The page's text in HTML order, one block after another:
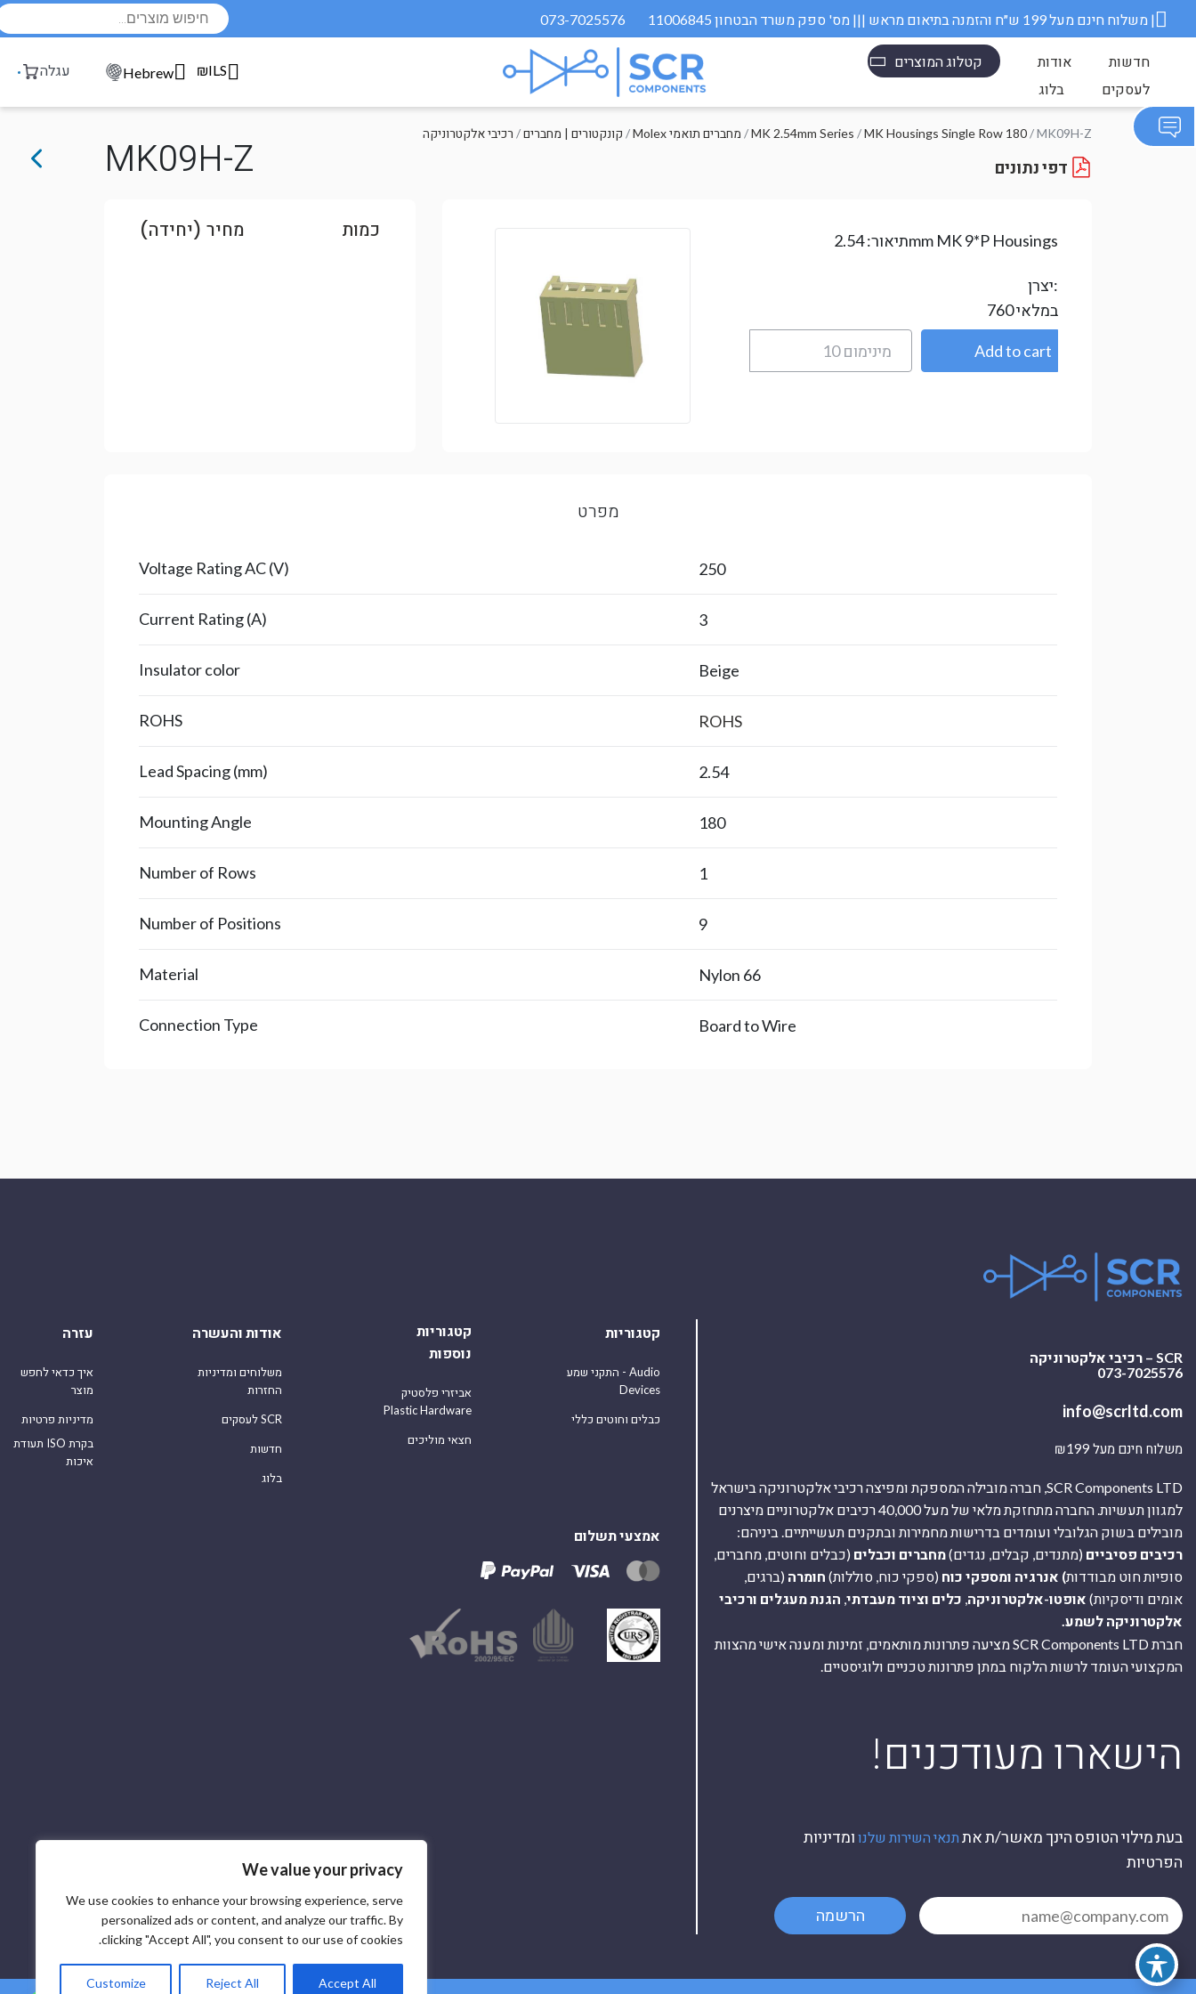
We value your privacy
We use cookies to enhance your browsing experience, serve
personalized ads or content, and analyze our traffic. By
clicking "Accept All", you consent to our use of cookies.
Customize Reject All Accept All
073-7025576 משלוח חינם מעל 199 ש״ח והזמנה בתיאום מראש ||| מס' ספק משרד הבטחון 11006845 |
קטלוג המוצרים אודות
חדשות
בלוג
לעסקים
עגלה Hebrew ₪ILS
רכיבי אלקטרוניקה /קונקטורים | מחברים / Molex מחברים תואמי /MK 2.54mm Series /MK Housings Single Row 180/ MK09H-Z
MK09H-Z
תיאור:2.54mm MK 9*P Housings
יצרן:
760במלאי
כמות מחיר (יחידה)
מפרט
Voltage Rating AC (V) 250
Current Rating (A) 3
Insulator color Beige
ROHS ROHS
Lead Spacing (mm) 2.54
Mounting Angle 180
Number of Rows 1
Number of Positions 9
Material Nylon 66
Connection Type Board to Wire
SCR – רכיבי אלקטרוניקה
073-7025576
info@scrltd.com
משלוח חינם מעל ₪199
SCR Components LTD, חברה מובילה המספקת ומפיצה רכיבי אלקטרוניקה בישראל
למגוון תעשיות. החברה מתחזקת מלאי של מעל 40,000 רכיבים אלקטרוניים מיצרנים
מובילים בשוק הגלובלי ועומדים בדרישות מחמירות ובתקנים תעשייתיים. ביניהם:
רכיבים פסיביים (מתנדים, קבלים, נגדים)מחברים וכבלים (כבלים וחוטים, מחברים,
סופיות חוט מבודדות) אנרגיה ומספקי כוח (ספקי כוח, סוללות) חומרה (ברגים,
אומים ודיסקיות) אופטו-אלקטרוניקה כלים וציוד מעבדתי הגנת מעגלים ורכיבי
אלקטרוניקה לשמע.
חברת SCR Components LTD מציעה פתרונות מותאמים, זמינות ומענה אישי מהצוות
המקצועי העומד לרשות הלקוח במתן פתרונות טכניים ולוגיסטיים.
!הישארו מעודכנים
בעת מילוי הטופס הינך מאשר/ת את תנאי השירות שלנו ומדיניות
הפרטיות
הרשמה
קטגוריות
התקני שמע - Audio
Devices
כבלים וחוטים כללי
קטגוריות
נוספות
אביזרי פלסטיק
Plastic Hardware
חצאי מוליכים
אודות והעשרה
משלוחים ומדיניות
החזרות
לעסקים SCR
חדשות
בלוג
עזרה
איך כדאי לחפש
מוצר
מדיניות פרטיות
תעודת ISO בקרת
איכות
אמצעי תשלום